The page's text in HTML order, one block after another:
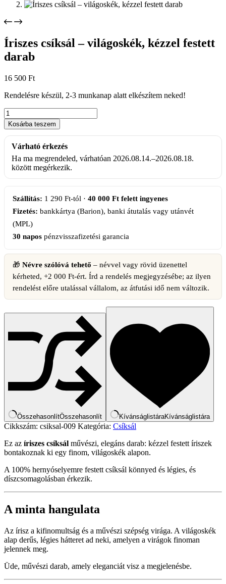
Íriszes csíksál – világoskék, kézzel festett
darab
16 500 Ft
Rendelésre készül, 2-3 munkanap alatt elkészítem neked!
Íriszes
csíksál
–
világoskék,
kézzel
festett
darab
mennyiség
Kosárba teszem
Várható érkezés
Ha ma megrendeled, várhatóan 2026.08.14.–2026.08.18.
között megérkezik.
Szállítás: 1 290 Ft-tól · 40 000 Ft felett ingyenes
Fizetés: bankkártya (Barion), banki átutalás vagy utánvét
(MPL)
30 napos pénzvisszafizetési garancia
🎁 Névre szólóvá tehető – névvel vagy rövid üzenettel
kérheted, +2 000 Ft-ért. Írd a rendelés megjegyzésébe; az ilyen
rendelést előre utalással vállalom, az átfutási idő nem változik.
ÖsszehasonlítÖsszehasonlít KívánságlistáraKívánságlistára
Cikkszám: csiksal-009 Kategória: Csíksál
Ez az íriszes csíksál művészi, elegáns darab: kézzel festett íriszek
bontakoznak ki egy finom, világoskék alapon.
A 100% hernyóselyemre festett csíksál könnyed és légies, és
díszcsomagolásban érkezik.
A minta hangulata
Az írisz a kifinomultság és a művészi szépség virága. A világoskék
alap derűs, légies hátteret ad neki, amelyen a virágok finoman
jelennek meg.
Üde, művészi darab, amely eleganciát visz a megjelenésbe.